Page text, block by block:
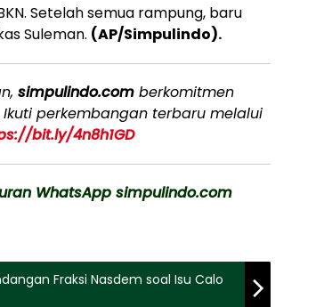
Setelah semua rampung, baru
Suleman. (AP/Simpulindo).
simpulindo.com berkomitmen
perkembangan terbaru melalui
bit.ly/4n8h1GD
WhatsApp simpulindo.com
Fraksi Nasdem soal Isu Calo